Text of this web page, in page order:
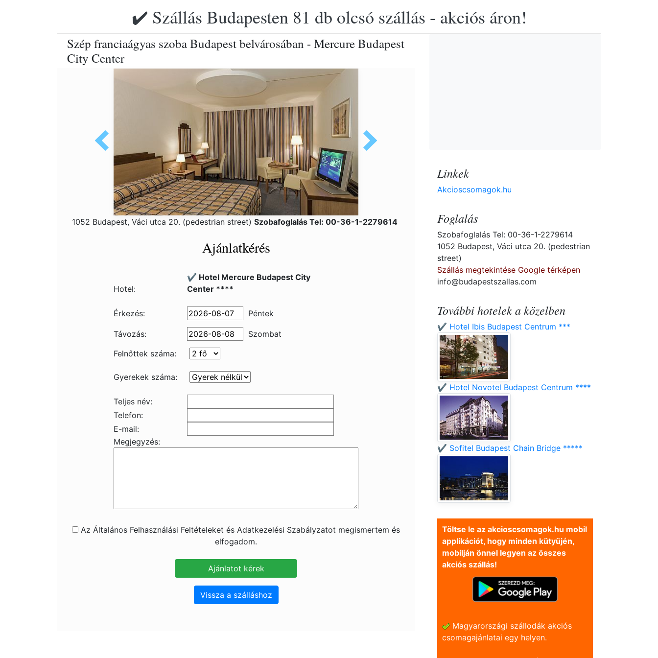
✔️ Szállás Budapesten 81 db olcsó szállás - akciós áron!
Szép franciaágyas szoba Budapest belvárosában - Mercure Budapest
City Center
1052 Budapest, Váci utca 20. (pedestrian street) Szobafoglalás Tel: 00-36-1-2279614
Ajánlatkérés
Hotel:
✔️ Hotel Mercure Budapest City
Center ****
Érkezés: Péntek
Távozás:
Szombat
Felnőttek száma:
Gyerekek száma:
Teljes név:
Telefon:
E-mail:
Megjegyzés:
Az Általános Felhasználási Feltételeket és Adatkezelési Szabályzatot megismertem és
elfogadom.
Vissza a szálláshoz
Linkek
Akcioscsomagok.hu
Foglalás
Szobafoglalás Tel: 00-36-1-2279614
1052 Budapest, Váci utca 20. (pedestrian
street)
Szállás megtekintése Google térképen
info@budapestszallas.com
További hotelek a közelben
✔️ Hotel Ibis Budapest Centrum ***
✔️ Hotel Novotel Budapest Centrum ****
✔️ Sofitel Budapest Chain Bridge *****
Töltse le az akcioscsomagok.hu mobil
applikációt, hogy minden kütyüjén,
mobilján önnel legyen az összes
akciós szállás!
Magyarországi szállodák akciós
csomagajánlatai egy helyen.